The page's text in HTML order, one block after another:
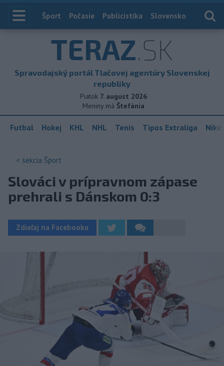
Index
Šport Počasie Publicistika Slovensko
TERAZ.SK
Spravodajský portál Tlačovej agentúry Slovenskej
republiky
Piatok 7. august 2026
Meniny má Štefánia
Futbal Hokej KHL NHL Tenis Tipos Extraliga
< sekcia Šport
Slováci v prípravnom zápase
prehrali s Dánskom 0:3
Zdieľaj na Facebooku